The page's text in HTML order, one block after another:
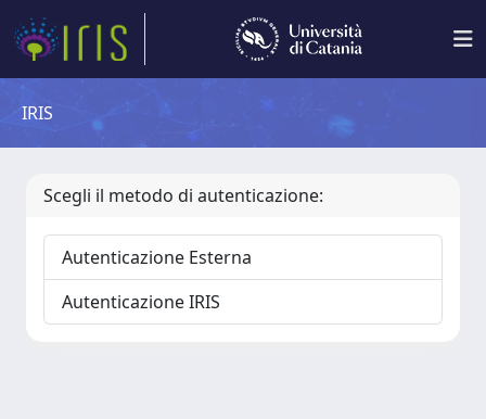
IRIS
Scegli il metodo di autenticazione:
Autenticazione Esterna
Autenticazione IRIS